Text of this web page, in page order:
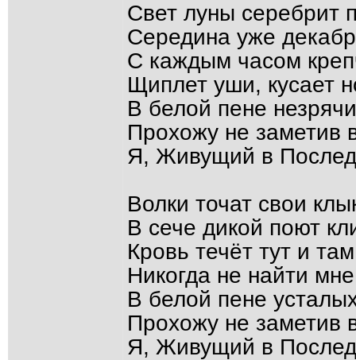
Свет луны серебрит
Середина уже
С каждым часом
Щиплет уши, кусает
В белой пене
Прохожу не заметив
Я, Живущий в
Волки точат свои
В сече дикой поют
Кровь течёт тут и
Никогда не найти
В белой пене
Прохожу не заметив
Я, Живущий в